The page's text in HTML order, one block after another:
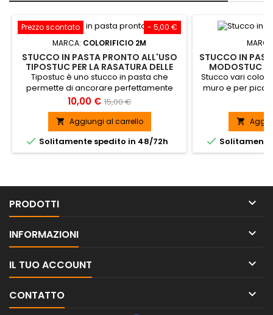
- 5,00 €
Prezzo scontato
MARCA: COLORIFICIO 2M
STUCCO IN PASTA PRONTO ALL'USO
TIPOSTUC PER LA RASATURA DELLE
PARETI
Tipostuc è uno stucco in pasta che
permette di ancorare perfettamente
qualsiasi tipo di pittura o carta da parati,
oltre ad essere verniciabile con qualsiasi
tipo di pittura. SPEDIZIONE GRATUITA
Prezzo
10,00 € Prezzo
base
15,00 €
 Aggiungi al carrello
 Solitamente spedito in 48/72h
STUCCO IN
MODOSTUC
NOCE, NOCE
Stucco vari
muro e per


PRODOTTI 
INFORMAZIONI 
IL TUO ACCOUNT 
CONTATTO 